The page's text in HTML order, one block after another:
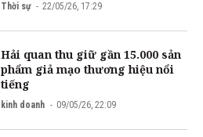
Thời sự 22/05/26, 17:29
Hải quan thu giữ gần 15.000 sản
phẩm giả mạo thương hiệu nổi
tiếng
kinh doanh 09/05/26, 22:09